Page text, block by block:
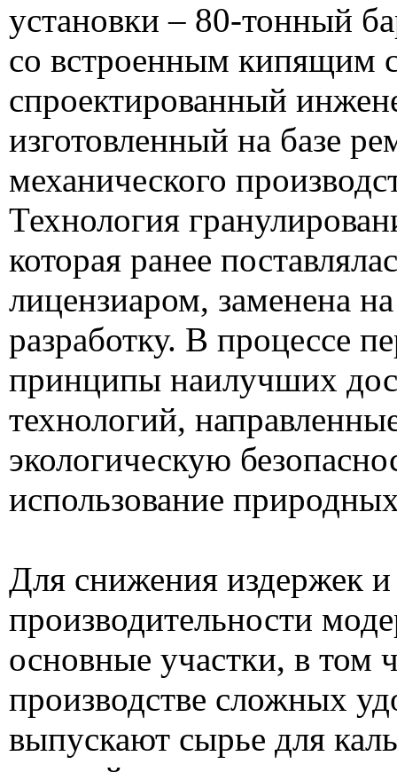
установки – 80-тонный
со встроенным кипящим
спроектированный
изготовленный на базе
механического
Технология
которая ранее
лицензиаром, заменена
разработку. В процессе
принципы наилучших
технологий,
экологическую
использование
Для снижения издержек и
производительности
основные участки, в том
производстве сложных
выпускают сырье для